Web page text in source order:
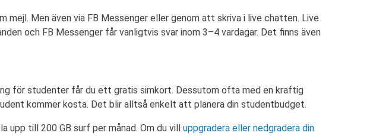
mejl. Men även via FB Messenger eller genom att skriva i live chatten. Live
och FB Messenger får vanligtvis svar inom 3–4 vardagar. Det finns även
för studenter får du ett gratis simkort. Dessutom ofta med en kraftig
kommer kosta. Det blir alltså enkelt att planera din studentbudget.
upp till 200 GB surf per månad. Om du vill uppgradera eller nedgradera din